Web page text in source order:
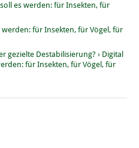
es werden: für Insekten, für
werden: für Insekten, für Vögel, für
gezielte Destabilisierung? › Digital
für Insekten, für Vögel, für